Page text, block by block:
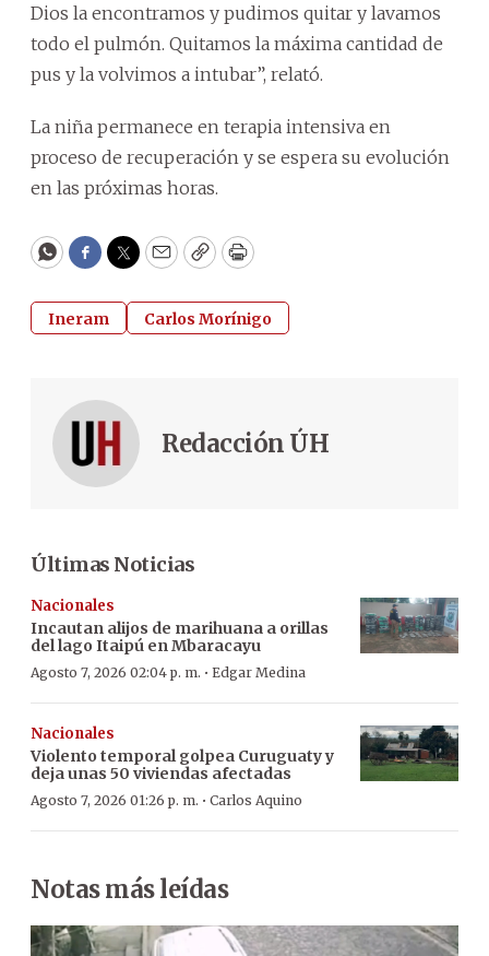
Dios la encontramos y pudimos quitar y lavamos
todo el pulmón. Quitamos la máxima cantidad de
pus y la volvimos a intubar”, relató.
La niña permanece en terapia intensiva en
proceso de recuperación y se espera su evolución
en las próximas horas.
WhatsApp
Facebook
Twitter
EmailCopyPrint
Ineram Carlos Morínigo
Redacción ÚH
Últimas Noticias
Nacionales
Incautan alijos de marihuana a orillas
del lago Itaipú en Mbaracayu
Agosto 7, 2026 02:04 p. m. · Edgar Medina
Nacionales
Violento temporal golpea Curuguaty y
deja unas 50 viviendas afectadas
Agosto 7, 2026 01:26 p. m. · Carlos Aquino
Notas más leídas